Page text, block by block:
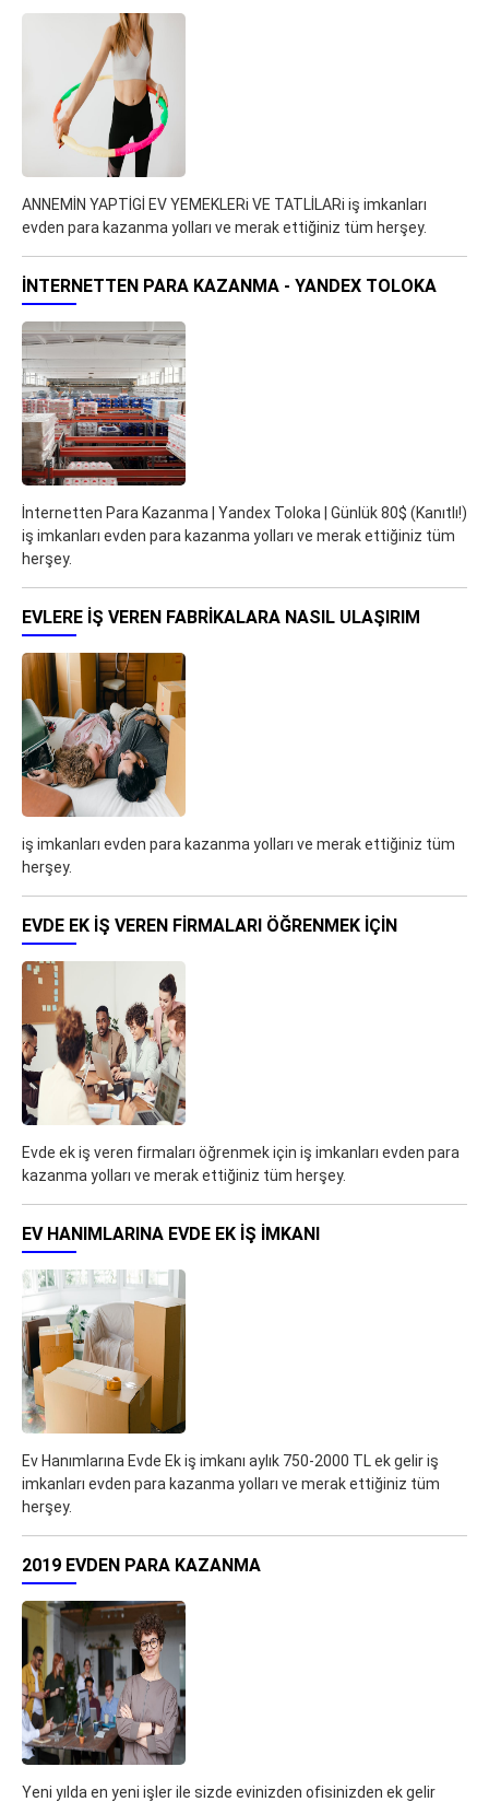
ANNEMİN YAPTİGİ EV YEMEKLERi VE TATLİLARi iş imkanları
evden para kazanma yolları ve merak ettiğiniz tüm herşey.
İNTERNETTEN PARA KAZANMA - YANDEX TOLOKA
İnternetten Para Kazanma | Yandex Toloka | Günlük 80$ (Kanıtlı!)
iş imkanları evden para kazanma yolları ve merak ettiğiniz tüm
herşey.
EVLERE İŞ VEREN FABRIKALARA NASIL ULAŞIRIM
iş imkanları evden para kazanma yolları ve merak ettiğiniz tüm
herşey.
EVDE EK IŞ VEREN FIRMALARI ÖĞRENMEK IÇIN
Evde ek iş veren firmaları öğrenmek için iş imkanları evden para
kazanma yolları ve merak ettiğiniz tüm herşey.
EV HANIMLARINA EVDE EK IŞ IMKANI
Ev Hanımlarına Evde Ek iş imkanı aylık 750-2000 TL ek gelir iş
imkanları evden para kazanma yolları ve merak ettiğiniz tüm
herşey.
2019 EVDEN PARA KAZANMA
Yeni yılda en yeni işler ile sizde evinizden ofisinizden ek gelir